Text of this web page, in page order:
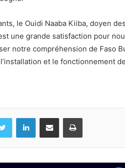
le Ouidi Naaba Kiiba, doyen
une grande satisfaction pour
notre compréhension de Faso
et le fonctionnement
Twitter LinkedinPartager par email Imprimer